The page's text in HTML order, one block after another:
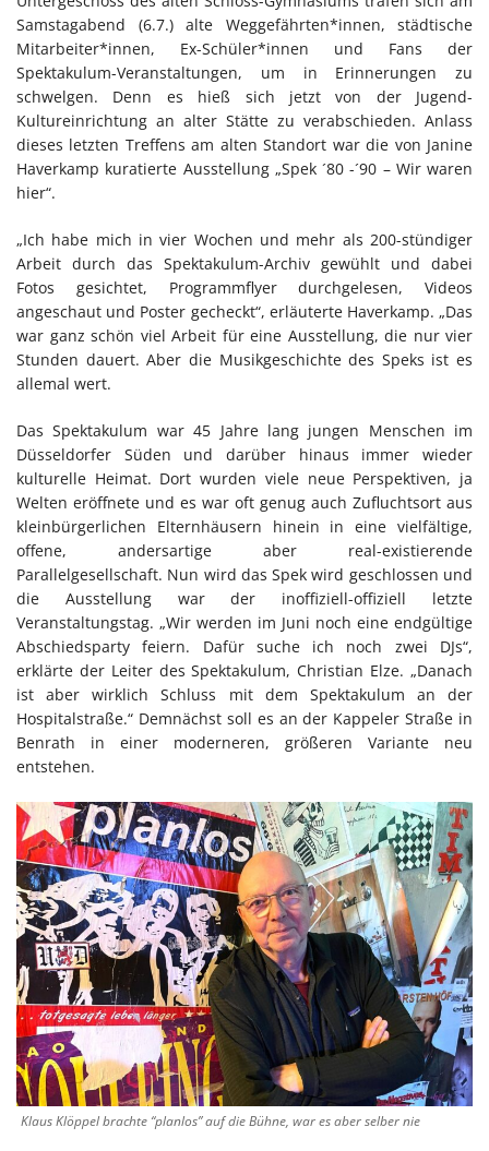
Samstagabend (6.7.) alte Weggefährten*innen, städtische
Mitarbeiter*innen, Ex-Schüler*innen und Fans der
Spektakulum-Veranstaltungen, um in Erinnerungen zu
schwelgen. Denn es hieß sich jetzt von der Jugend-
Kultureinrichtung an alter Stätte zu verabschieden. Anlass
dieses letzten Treffens am alten Standort war die von Janine
Haverkamp kuratierte Ausstellung „Spek ´80 -´90 – Wir waren
hier“.
„Ich habe mich in vier Wochen und mehr als 200-stündiger
Arbeit durch das Spektakulum-Archiv gewühlt und dabei
Fotos gesichtet, Programmflyer durchgelesen, Videos
angeschaut und Poster gecheckt“, erläuterte Haverkamp. „Das
war ganz schön viel Arbeit für eine Ausstellung, die nur vier
Stunden dauert. Aber die Musikgeschichte des Speks ist es
allemal wert.
Das Spektakulum war 45 Jahre lang jungen Menschen im
Düsseldorfer Süden und darüber hinaus immer wieder
kulturelle Heimat. Dort wurden viele neue Perspektiven, ja
Welten eröffnete und es war oft genug auch Zufluchtsort aus
kleinbürgerlichen Elternhäusern hinein in eine vielfältige,
offene, andersartige aber real-existierende
Parallelgesellschaft. Nun wird das Spek wird geschlossen und
die Ausstellung war der inoffiziell-offiziell letzte
Veranstaltungstag. „Wir werden im Juni noch eine endgültige
Abschiedsparty feiern. Dafür suche ich noch zwei DJs“,
erklärte der Leiter des Spektakulum, Christian Elze. „Danach
ist aber wirklich Schluss mit dem Spektakulum an der
Hospitalstraße.“ Demnächst soll es an der Kappeler Straße in
Benrath in einer moderneren, größeren Variante neu
entstehen.
Klaus Klöppel brachte “planlos” auf die Bühne, war es aber selber nie